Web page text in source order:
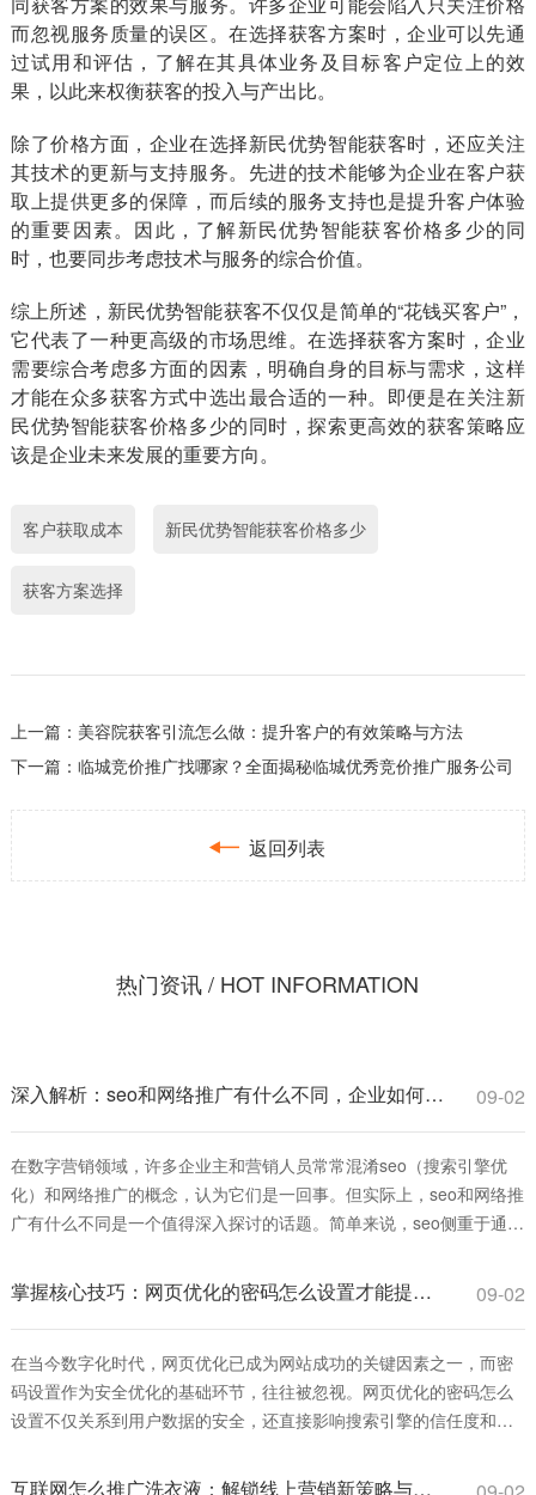
而忽视服务质量的误区。在选择获客方案时，企业可以先通
过试用和评估，了解在其具体业务及目标客户定位上的效
果，以此来权衡获客的投入与产出比。
除了价格方面，企业在选择新民优势智能获客时，还应关注
其技术的更新与支持服务。先进的技术能够为企业在客户获
取上提供更多的保障，而后续的服务支持也是提升客户体验
的重要因素。因此，了解新民优势智能获客价格多少的同
时，也要同步考虑技术与服务的综合价值。
综上所述，新民优势智能获客不仅仅是简单的“花钱买客户”，
它代表了一种更高级的市场思维。在选择获客方案时，企业
需要综合考虑多方面的因素，明确自身的目标与需求，这样
才能在众多获客方式中选出最合适的一种。即便是在关注新
民优势智能获客价格多少的同时，探索更高效的获客策略应
该是企业未来发展的重要方向。
客户获取成本 新民优势智能获客价格多少
获客方案选择
上一篇： 美容院获客引流怎么做：提升客户的有效策略与方法
下一篇： 临城竞价推广找哪家？全面揭秘临城优秀竞价推广服务公司
 返回列表
热门资讯 / HOT INFORMATION
深入解析：seo和网络推广有什么不同，企业如何选择更有效？ 09-02
在数字营销领域，许多企业主和营销人员常常混淆seo（搜索引擎优
化）和网络推广的概念，认为它们是一回事。但实际上，seo和网络推
广有什么不同是一个值得深入探讨的话题。简单来说，seo侧重于通过
期、可持续的流量；而网络推广则是一个更广泛的术语，涵盖多种付
费和免费手段，如社交媒体广告、电
掌握核心技巧：网页优化的密码怎么设置才能提升安全与排名 09-02
在当今数字化时代，网页优化已成为网站成功的关键因素之一，而密
码设置作为安全优化的基础环节，往往被忽视。网页优化的密码怎么
设置不仅关系到用户数据的安全，还直接影响搜索引擎的信任度和排
险，从而提升网站的整体性能和用户体验。本文将深入探讨网页优化
互联网怎么推广洗衣液：解锁线上营销新策略与实战指南